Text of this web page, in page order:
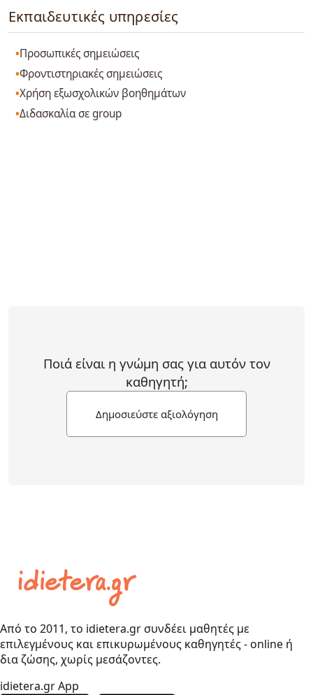
Εκπαιδευτικές υπηρεσίες
Προσωπικές σημειώσεις
Φροντιστηριακές σημειώσεις
Χρήση εξωσχολικών βοηθημάτων
Διδασκαλία σε group
Ποιά είναι η γνώμη σας για αυτόν τον
καθηγητή;
Δημοσιεύστε αξιολόγηση
Από το 2011, το idietera.gr συνδέει μαθητές με
επιλεγμένους και επικυρωμένους καθηγητές - online ή
δια ζώσης, χωρίς μεσάζοντες.
idietera.gr App